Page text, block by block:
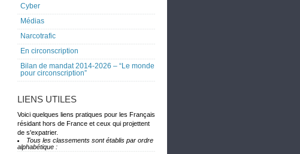
Cyber
Médias
Narcotrafic
En circonscription
Bilan de mandat 2014-2026 – “Le monde
pour circonscription”
LIENS UTILES
Voici quelques liens pratiques pour les Français
résidant hors de France et ceux qui projettent
de s'expatrier.
Tous les classements sont établis par ordre
alphabétique :